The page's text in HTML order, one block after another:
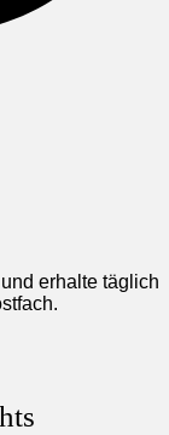
erhalte täglich